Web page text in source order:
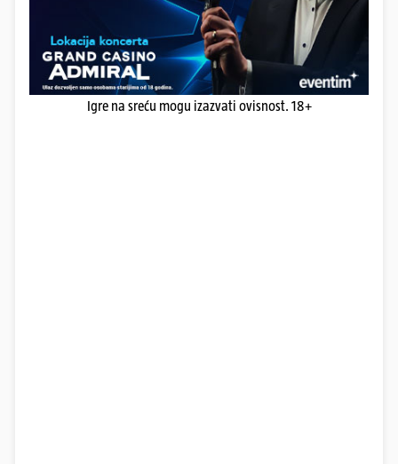
Igre na sreću mogu izazvati ovisnost. 18+